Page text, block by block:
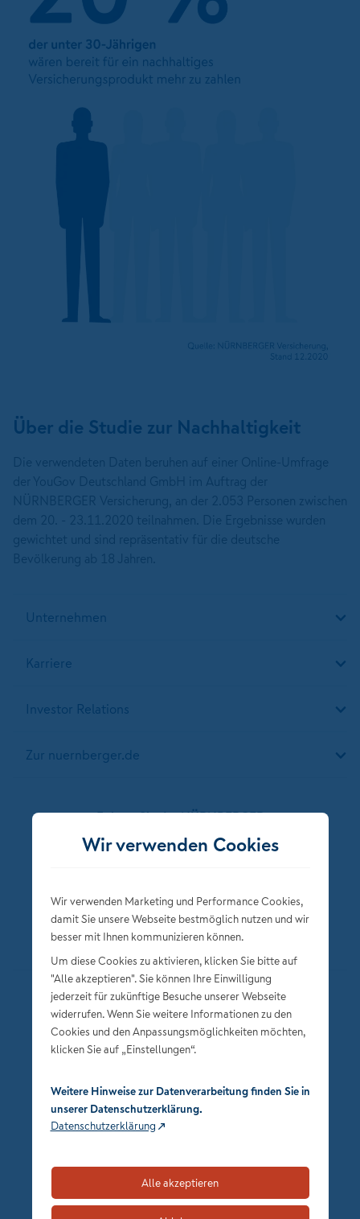
Über die Studie zur Nachhaltigkeit
Unternehmen
Karriere
Investor Relations
Zur nuernberger.de
Folgen Sie der NÜRNBERGER
Datenschutz
Impressum
Privatsphäre-Einstellungen
zum Seitenanfang
Wir verwenden Cookies
Wir verwenden Marketing und Performance Cookies,
damit Sie unsere Webseite bestmöglich nutzen und wir
besser mit Ihnen kommunizieren können.
Um diese Cookies zu aktivieren, klicken Sie bitte auf
"Alle akzeptieren". Sie können Ihre Einwilligung
jederzeit für zukünftige Besuche unserer Webseite
widerrufen. Wenn Sie weitere Informationen zu den
Cookies und den Anpassungsmöglichkeiten möchten,
klicken Sie auf „Einstellungen“.
Weitere Hinweise zur Datenverarbeitung finden Sie in
unserer Datenschutzerklärung.
Datenschutzerklärung
Alle akzeptieren